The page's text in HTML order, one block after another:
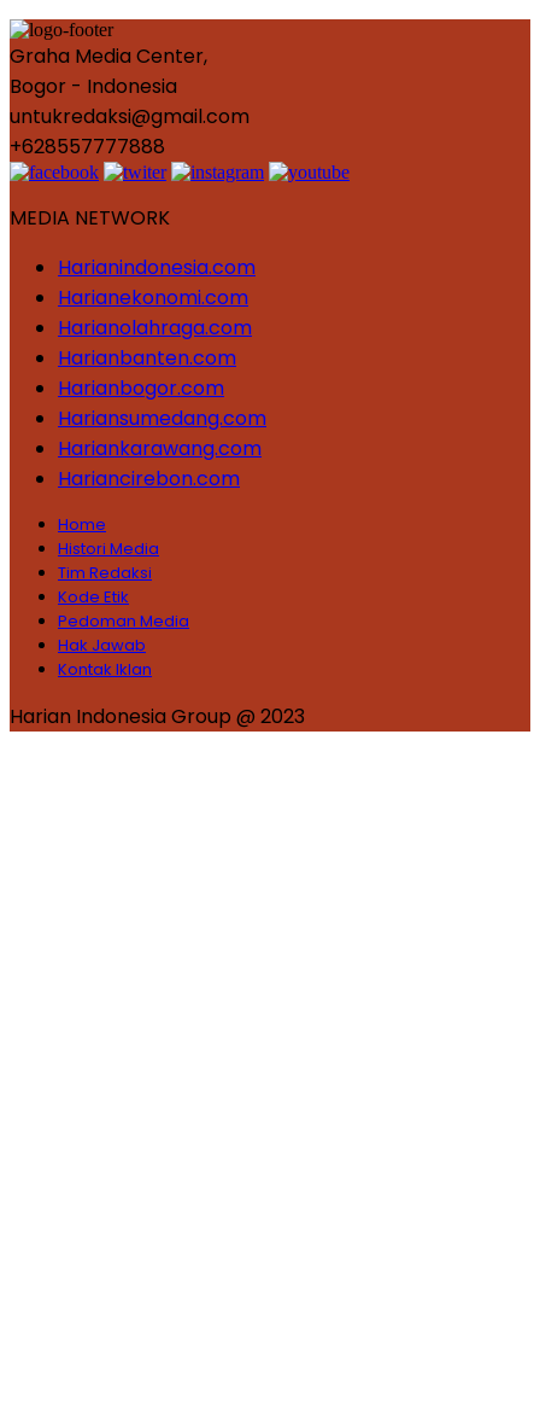
Graha Media Center,
Bogor - Indonesia
untukredaksi@gmail.com
+628557777888
MEDIA NETWORK
Harianindonesia.com
Harianekonomi.com
Harianolahraga.com
Harianbanten.com
Harianbogor.com
Hariansumedang.com
Hariankarawang.com
Hariancirebon.com
Home
Histori Media
Tim Redaksi
Kode Etik
Pedoman Media
Hak Jawab
Kontak Iklan
Harian Indonesia Group @ 2023